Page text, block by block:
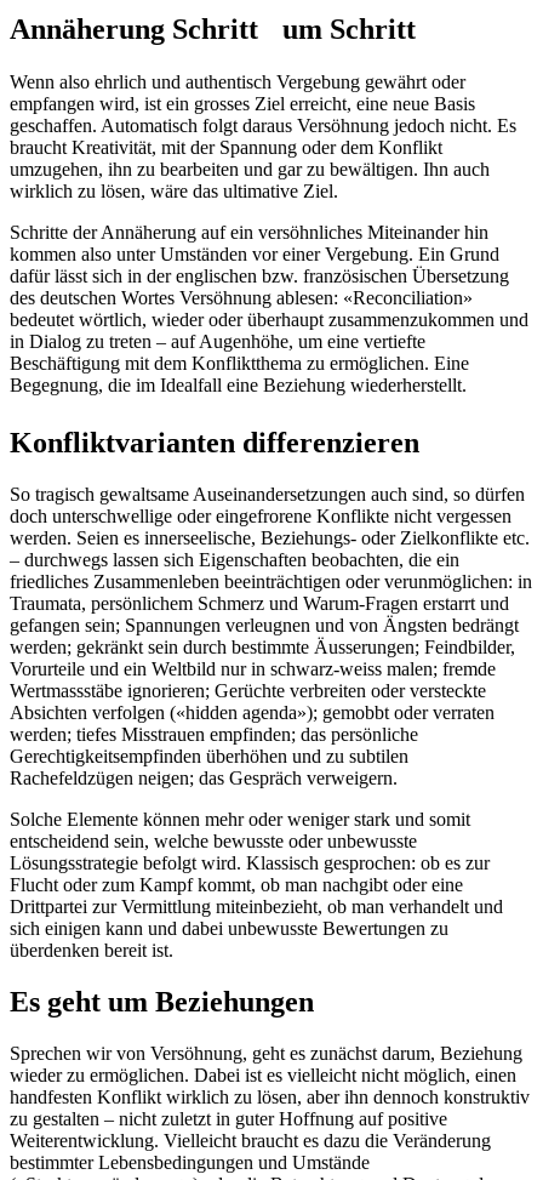
Annäherung Schritt um Schritt
Wenn also ehrlich und authentisch Vergebung gewährt oder
empfangen wird, ist ein grosses Ziel erreicht, eine neue Basis
geschaffen. Automatisch folgt daraus Versöhnung jedoch nicht. Es
braucht Kreativität, mit der Spannung oder dem Konflikt
umzugehen, ihn zu bearbeiten und gar zu bewältigen. Ihn auch
wirklich zu lösen, wäre das ultimative Ziel.
Schritte der Annäherung auf ein versöhnliches Miteinander hin
kommen also unter Umständen vor einer Vergebung. Ein Grund
dafür lässt sich in der englischen bzw. französischen Übersetzung
des deutschen Wortes Versöhnung ablesen: «Reconciliation»
bedeutet wörtlich, wieder oder überhaupt zusammenzukommen und
in Dialog zu treten – auf Augenhöhe, um eine vertiefte
Beschäftigung mit dem Konfliktthema zu ermöglichen. Eine
Begegnung, die im Idealfall eine Beziehung wiederherstellt.
Konfliktvarianten differenzieren
So tragisch gewaltsame Auseinandersetzungen auch sind, so dürfen
doch unterschwellige oder eingefrorene Konflikte nicht vergessen
werden. Seien es innerseelische, Beziehungs- oder Zielkonflikte etc.
– durchwegs lassen sich Eigenschaften beobachten, die ein
friedliches Zusammenleben beeinträchtigen oder verunmöglichen: in
Traumata, persönlichem Schmerz und Warum-Fragen erstarrt und
gefangen sein; Spannungen verleugnen und von Ängsten bedrängt
werden; gekränkt sein durch bestimmte Äusserungen; Feindbilder,
Vorurteile und ein Weltbild nur in schwarz-weiss malen; fremde
Wertmassstäbe ignorieren; Gerüchte verbreiten oder versteckte
Absichten verfolgen («hidden agenda»); gemobbt oder verraten
werden; tiefes Misstrauen empfinden; das persönliche
Gerechtigkeitsempfinden überhöhen und zu subtilen
Rachefeldzügen neigen; das Gespräch verweigern.
Solche Elemente können mehr oder weniger stark und somit
entscheidend sein, welche bewusste oder unbewusste
Lösungsstrategie befolgt wird. Klassisch gesprochen: ob es zur
Flucht oder zum Kampf kommt, ob man nachgibt oder eine
Drittpartei zur Vermittlung miteinbezieht, ob man verhandelt und
sich einigen kann und dabei unbewusste Bewertungen zu
überdenken bereit ist.
Es geht um Beziehungen
Sprechen wir von Versöhnung, geht es zunächst darum, Beziehung
wieder zu ermöglichen. Dabei ist es vielleicht nicht möglich, einen
handfesten Konflikt wirklich zu lösen, aber ihn dennoch konstruktiv
zu gestalten – nicht zuletzt in guter Hoffnung auf positive
Weiterentwicklung. Vielleicht braucht es dazu die Veränderung
bestimmter Lebensbedingungen und Umstände